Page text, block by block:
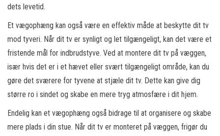
dets levetid.
Et vægophæng kan også være en effektiv måde at beskytte dit tv
mod tyveri. Når dit tv er synligt og let tilgængeligt, kan det være et
fristende mål for indbrudstyve. Ved at montere dit tv på væggen,
især hvis det er i et hævet eller svært tilgængeligt område, kan du
gøre det sværere for tyvene at stjæle dit tv. Dette kan give dig
større ro i sindet og skabe en mere tryg atmosfære i dit hjem.
Endelig kan et vægophæng også bidrage til at organisere og skabe
mere plads i din stue. Når dit tv er monteret på væggen, frigør du